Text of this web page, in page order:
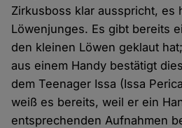
Zirkusboss klar ausspricht, es
Löwenjunges. Es gibt bereits
den kleinen Löwen geklaut
aus einem Handy bestätigt
dem Teenager Issa (Issa
weiß es bereits, weil er ein
entsprechenden Aufnahmen